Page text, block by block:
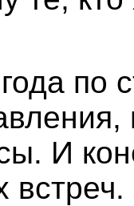
по
И
встреч.